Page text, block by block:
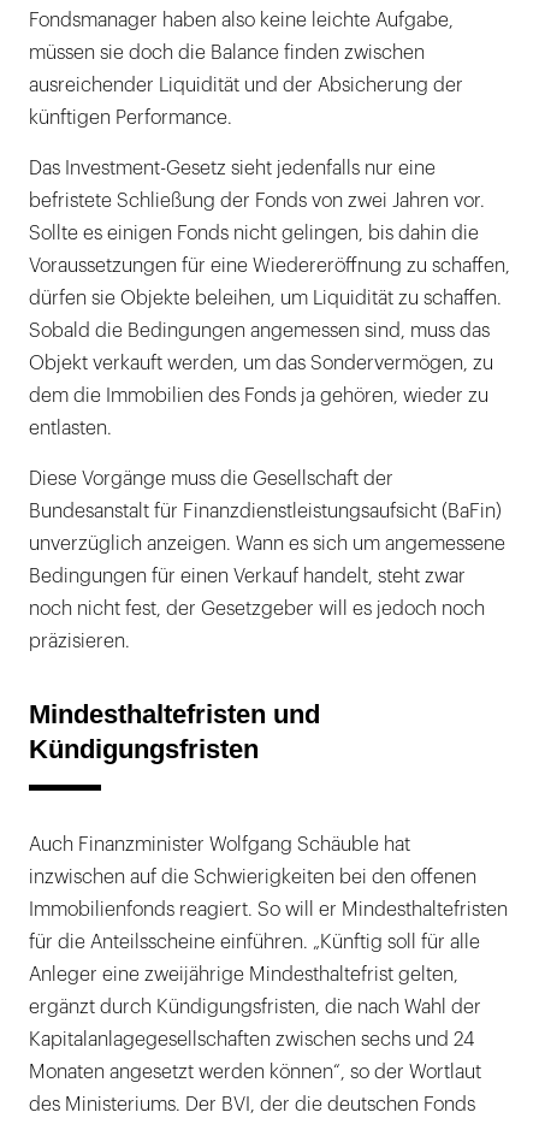
Fondsmanager haben also keine leichte Aufgabe,
müssen sie doch die Balance finden zwischen
ausreichender Liquidität und der Absicherung der
künftigen Performance.
Das Investment-Gesetz sieht jedenfalls nur eine
befristete Schließung der Fonds von zwei Jahren vor.
Sollte es einigen Fonds nicht gelingen, bis dahin die
Voraussetzungen für eine Wiedereröffnung zu schaffen,
dürfen sie Objekte beleihen, um Liquidität zu schaffen.
Sobald die Bedingungen angemessen sind, muss das
Objekt verkauft werden, um das Sondervermögen, zu
dem die Immobilien des Fonds ja gehören, wieder zu
entlasten.
Diese Vorgänge muss die Gesellschaft der
Bundesanstalt für Finanzdienstleistungsaufsicht (BaFin)
unverzüglich anzeigen. Wann es sich um angemessene
Bedingungen für einen Verkauf handelt, steht zwar
noch nicht fest, der Gesetzgeber will es jedoch noch
präzisieren.
Mindesthaltefristen und
Kündigungsfristen
Auch Finanzminister Wolfgang Schäuble hat
inzwischen auf die Schwierigkeiten bei den offenen
Immobilienfonds reagiert. So will er Mindesthaltefristen
für die Anteilsscheine einführen. „Künftig soll für alle
Anleger eine zweijährige Mindesthaltefrist gelten,
ergänzt durch Kündigungsfristen, die nach Wahl der
Kapitalanlagegesellschaften zwischen sechs und 24
Monaten angesetzt werden können“, so der Wortlaut
des Ministeriums. Der BVI, der die deutschen Fonds